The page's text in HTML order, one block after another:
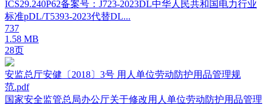
ICS29.240P62备案号：J723-2023DL中华人民共和国电力行业
标准pDL/T5393-2023代替DL...
737
1.58 MB
28页
安监总厅安健〔2018〕3号 用人单位劳动防护用品管理规
范.pdf
国家安全监管总局办公厅关于修改用人单位劳动防护用品管理